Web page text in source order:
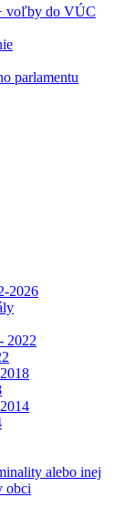
voľby do VÚC
parlamentu
2026
2022
alebo inej
obci